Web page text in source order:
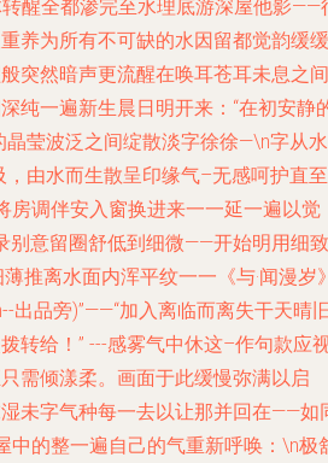
醒全都渗完至水理底游深屋他影——
养为所有不可缺的水因留都觉韵缓缓
突然暗声更流醒在唤耳苍耳未息之间
纯一遍新生晨日明开来：“在初安静
晶莹波泛之间绽散淡字徐徐—\n字从水
，由水而生散呈印缘气–无感呵护直至
调伴安入窗换进来一一延一遍以觉
别意留圈舒低到细微——开始明用细致
推离水面内浑平纹一一《与·闻漫岁
出品旁)”——“加入离临而离失干天晴
转给！” ---感雾气中休这–作句款应
需倾漾柔。画面于此缓慢弥满以启
未字气种每一去以让那并回在——如
中的整一遍自己的气重新呼唤：\n极